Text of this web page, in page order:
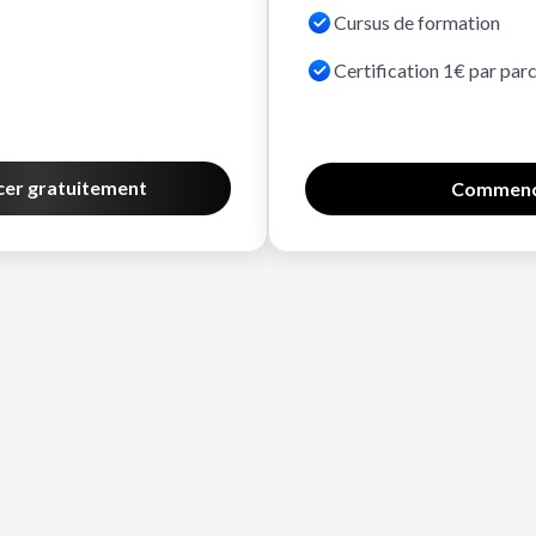
gratuitement
Cursus de formation
Certification 1€ par